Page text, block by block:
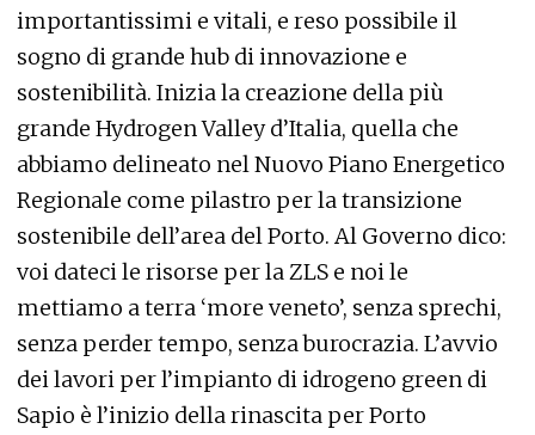
importantissimi e vitali, e reso possibile il
sogno di grande hub di innovazione e
sostenibilità. Inizia la creazione della più
grande Hydrogen Valley d’Italia, quella che
abbiamo delineato nel Nuovo Piano Energetico
Regionale come pilastro per la transizione
sostenibile dell’area del Porto. Al Governo dico:
voi dateci le risorse per la ZLS e noi le
mettiamo a terra ‘more veneto’, senza sprechi,
senza perder tempo, senza burocrazia. L’avvio
dei lavori per l’impianto di idrogeno green di
Sapio è l’inizio della rinascita per Porto